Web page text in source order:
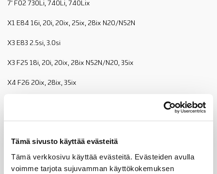
Tämä sivusto käyttää evästeitä
Tämä verkkosivu käyttää evästeitä. Evästeiden avulla
voimme tarjota sujuvamman käyttökokemuksen
7' F02 730Li, 740Li, 740Lix
X1 E84 16i, 20i, 20ix, 25ix, 28ix N20/N52N
X3 E83 2.5si, 3.0si
X3 F25 18i, 20i, 20ix, 28ix N52N/N20, 35ix
X4 F26 20ix, 28ix, 35ix
X5 F15 35ix
X6 E71 35ix, N54/N55, 40ix